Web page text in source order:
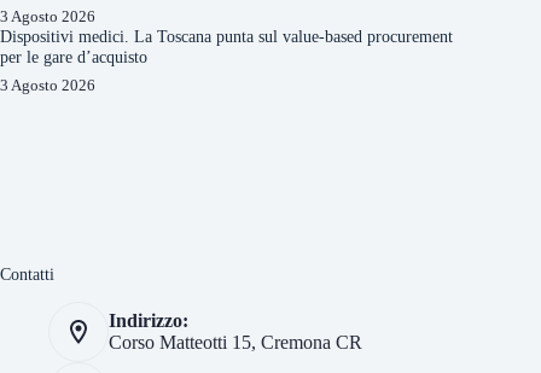
3 Agosto 2026
Dispositivi medici. La Toscana punta sul value-based procurement
per le gare d’acquisto
3 Agosto 2026
Contatti
Indirizzo:
Corso Matteotti 15, Cremona CR